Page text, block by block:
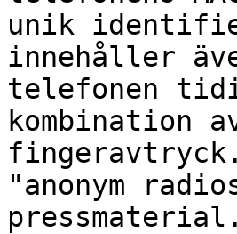
unik
innehåller
telefonen
kombination
"anonym
pressmaterial.